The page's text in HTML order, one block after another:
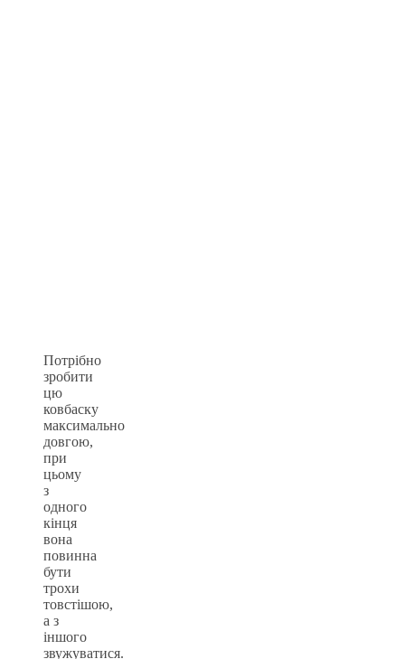
Потрібно
зробити
цю
ковбаску
максимально
довгою,
при
цьому
з
одного
кінця
вона
повинна
бути
трохи
товстішою,
а з
іншого
звужуватися.